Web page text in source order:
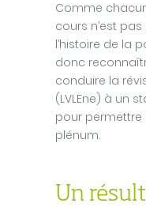
Comme
cours n’est
l’histoire de la
donc
conduire la
(LVLEne) à un
pour
plénum.
Un